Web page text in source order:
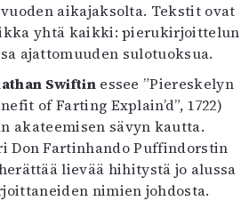
Lehdet
4/2026
2–3/2026
1/2026
6/2025
2025 saame
5/2025
aikajaksolta. Tekstit ovat
yhtä kaikki: pierukirjoittelun
ajattomuuden sulotuoksua.
Swiftinessee ”Piereskelyn
of Farting Explain’d”, 1722)
akateemisen sävyn kautta.
Don Fartinhando Puffindorstin
lievää hihitystä jo alussa
nimien johdosta.